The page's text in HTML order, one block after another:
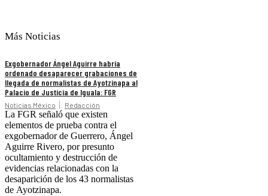
Más Noticias
Exgobernador Ángel Aguirre habría
ordenado desaparecer grabaciones de
llegada de normalistas de Ayotzinapa al
Palacio de Justicia de Iguala: FGR
Noticias México Redacción
La FGR señaló que existen
elementos de prueba contra el
exgobernador de Guerrero, Ángel
Aguirre Rivero, por presunto
ocultamiento y destrucción de
evidencias relacionadas con la
desaparición de los 43 normalistas
de Ayotzinapa.